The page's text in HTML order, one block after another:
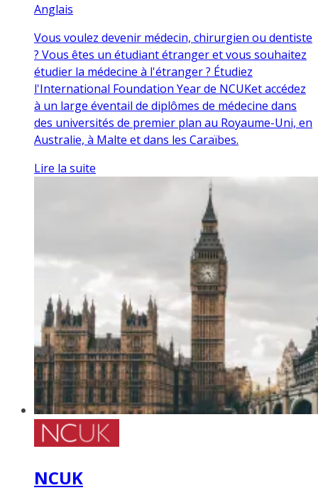
Anglais
Vous voulez devenir médecin, chirurgien ou dentiste
? Vous êtes un étudiant étranger et vous souhaitez
étudier la médecine à l'étranger ? Étudiez
l'International Foundation Year de NCUKet accédez
à un large éventail de diplômes de médecine dans
des universités de premier plan au Royaume-Uni, en
Australie, à Malte et dans les Caraïbes.
Lire la suite
NCUK